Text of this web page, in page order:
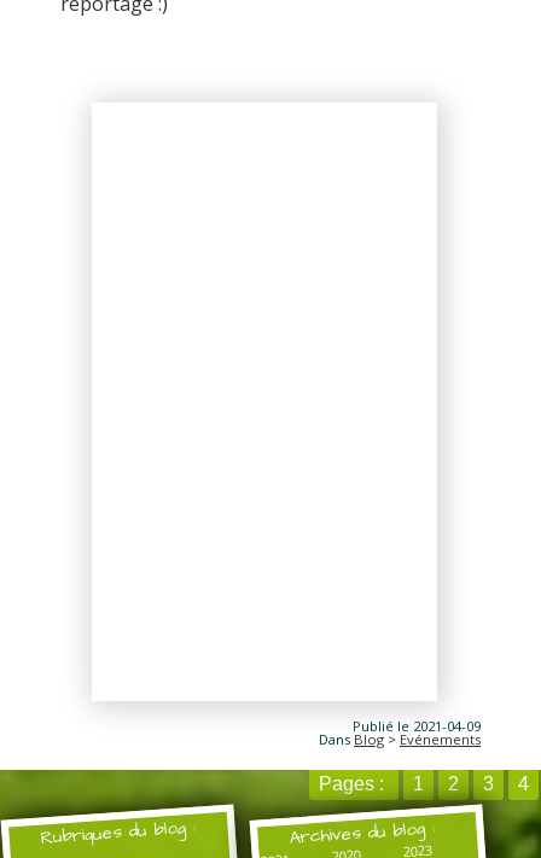
Publié le 2021-04-09
Dans Blog > Evénements
Pages : 1 2 3 4
Rubriques du blog : Archives du blog :
2023